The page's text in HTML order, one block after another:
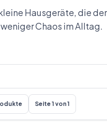
Hausgeräte, die
Chaos im Alltag.
Seite 1 von 1